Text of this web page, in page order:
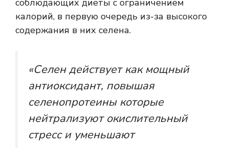
соблюдающих диеты с ограничением
калорий, в первую очередь из-за высокого
содержания в них селена.
«Селен действует как мощный
антиоксидант, повышая
селенопротеиныкоторые
нейтрализуют окислительный
стресс и уменьшают